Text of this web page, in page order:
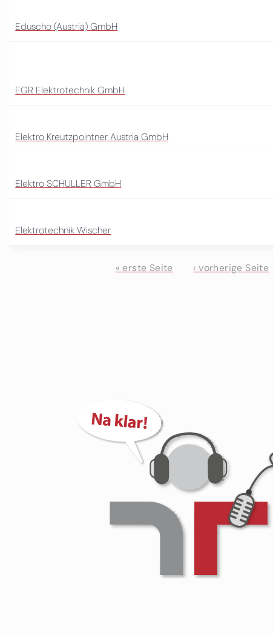
Eduscho (Austria) GmbH
EGR Elektrotechnik GmbH
Elektro Kreutzpointner Austria GmbH
Elektro SCHULLER GmbH
Elektrotechnik Wischer
« erste Seite ‹ vorherige Seite